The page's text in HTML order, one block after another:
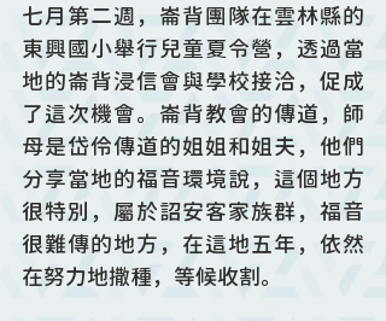
七月第二週，崙背團隊在雲林縣的
東興國小舉行兒童夏令營，透過當
地的崙背浸信會與學校接洽，促成
了這次機會。崙背教會的傳道，師
母是岱伶傳道的姐姐和姐夫，他們
分享當地的福音環境說，這個地方
很特別，屬於詔安客家族群，福音
很難傳的地方，在這地五年，依然
在努力地撒種，等候收割。